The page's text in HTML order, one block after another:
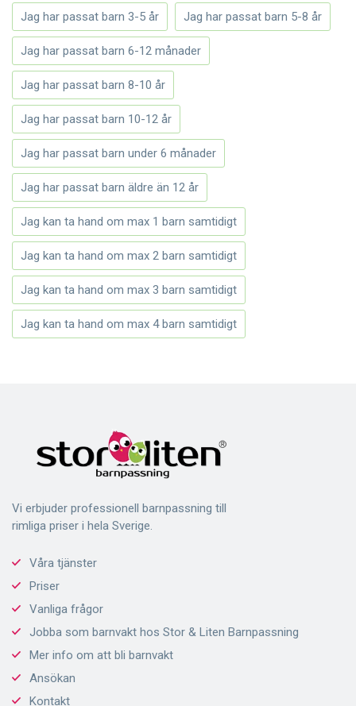
Jag har passat barn 3-5 år Jag har passat barn 5-8 år
Jag har passat barn 6-12 månader
Jag har passat barn 8-10 år
Jag har passat barn 10-12 år
Jag har passat barn under 6 månader
Jag har passat barn äldre än 12 år
Jag kan ta hand om max 1 barn samtidigt
Jag kan ta hand om max 2 barn samtidigt
Jag kan ta hand om max 3 barn samtidigt
Jag kan ta hand om max 4 barn samtidigt
Vi erbjuder professionell barnpassning till
rimliga priser i hela Sverige.
Våra tjänster
Priser
Vanliga frågor
Jobba som barnvakt hos Stor & Liten Barnpassning
Mer info om att bli barnvakt
Ansökan
Kontakt